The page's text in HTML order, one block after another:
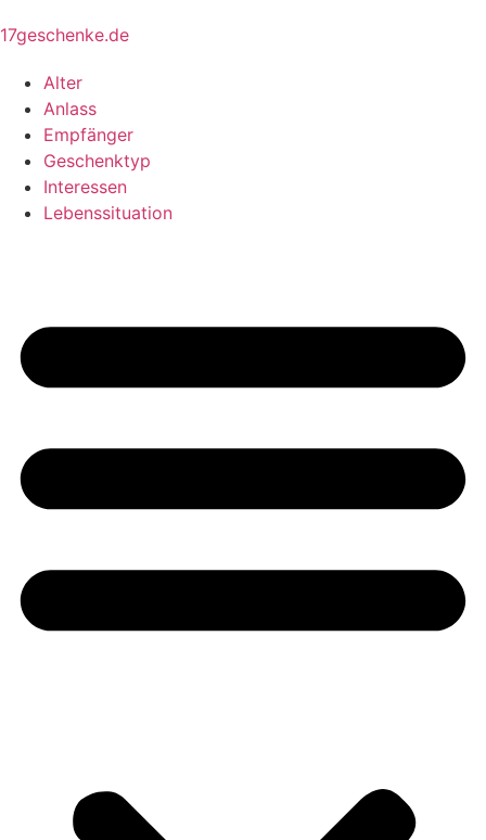
17geschenke.de
Alter
Anlass
Empfänger
Geschenktyp
Interessen
Lebenssituation